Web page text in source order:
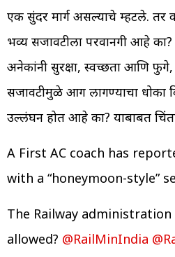
एक सुंदर मार्ग असल्याचे म्हटले. तर
भव्य सजावटीला परवानगी आहे का?
अनेकांनी सुरक्षा, स्वच्छता आणि
सजावटीमुळे आग लागण्याचा धोका
उल्लंघन होत आहे का? याबाबत
A First AC coach has
with a “honeymoon-style”
The Railway administration
allowed? @RailMinIndia